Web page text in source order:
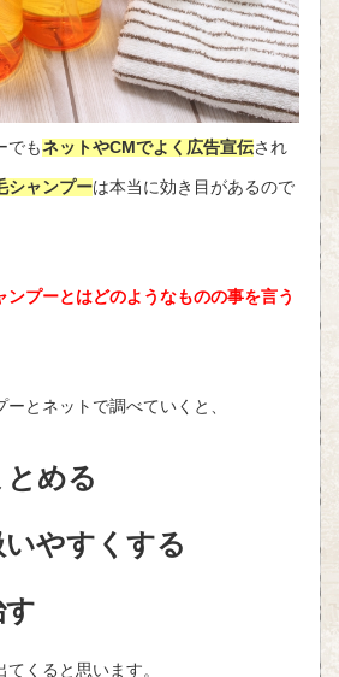
でもネットやCMでよく広告宣伝され
シャンプーは本当に効き目があるので
ンプーとはどのようなものの事を言う
とネットで調べていくと、
とめる
いやすくする
す
くると思います。